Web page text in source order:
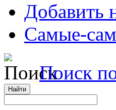
Добавить
Самые-
Поиск